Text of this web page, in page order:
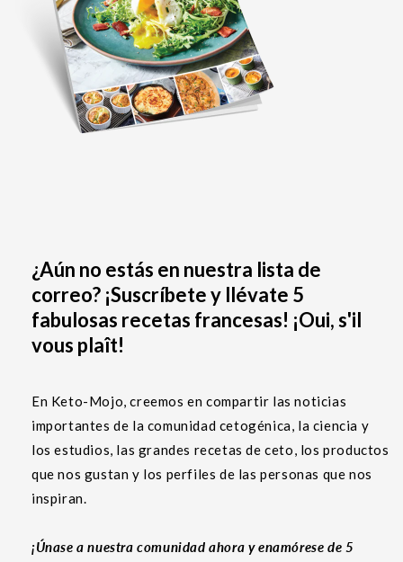
¿Aún no estás en nuestra lista de
correo? ¡Suscríbete y llévate 5
fabulosas recetas francesas! ¡Oui, s'il
vous plaît!
En Keto-Mojo, creemos en compartir las noticias
importantes de la comunidad cetogénica, la ciencia y
los estudios, las grandes recetas de ceto, los productos
que nos gustan y los perfiles de las personas que nos
inspiran.
¡Únase a nuestra comunidad ahora y enamórese de 5